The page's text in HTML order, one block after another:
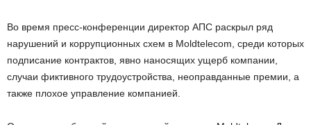
Во время пресс-конференции директор AПС раскрыл ряд
нарушений и коррупционных схем в Moldtelecom, среди которых
подписание контрактов, явно наносящих ущерб компании,
случаи фиктивного трудоустройства, неоправданные премии, а
также плохое управление компанией.